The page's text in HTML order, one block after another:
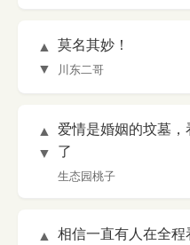
▲
▼
莫名其妙！
川东二哥
▲
▼
爱情是婚姻的坟墓
了
生态园桃子
▲
相信一直有人在全程